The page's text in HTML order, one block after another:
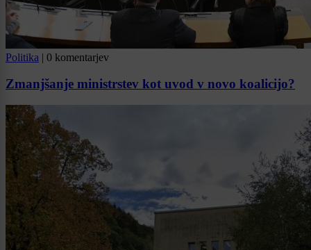
Politika | 0 komentarjev
Zmanjšanje ministrstev kot uvod v novo koalicijo?